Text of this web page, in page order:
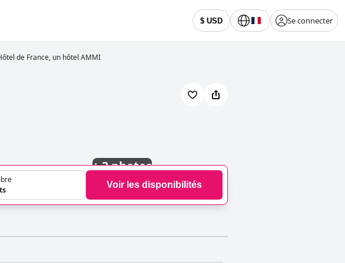
$ USD Se connecter
de France, un hôtel AMMI
+3 photos
Voir les disponibilités